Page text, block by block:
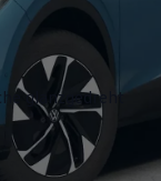
glanzgedreht